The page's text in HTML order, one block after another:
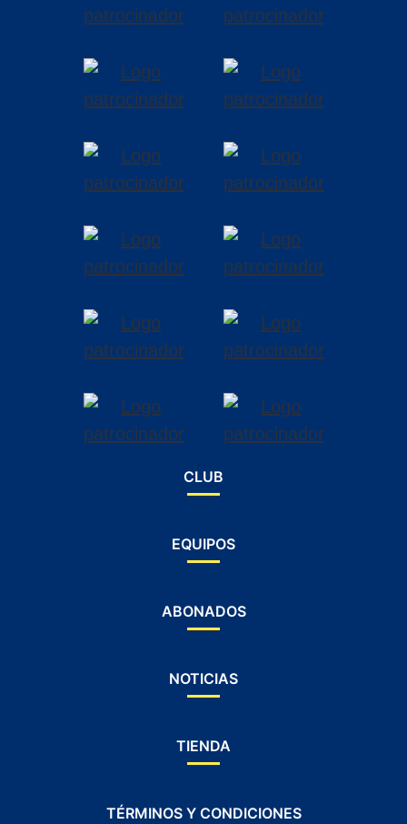
CLUB
EQUIPOS
ABONADOS
NOTICIAS
TIENDA
TÉRMINOS Y CONDICIONES